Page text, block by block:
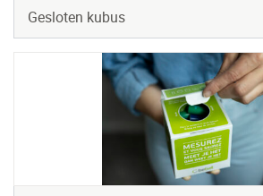
Gesloten kubus